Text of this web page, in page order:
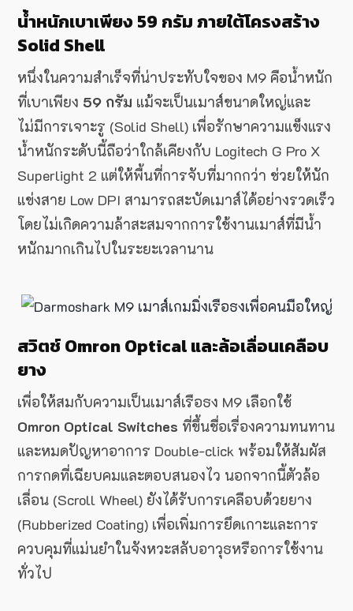
น้ำหนักเบาเพียง 59 กรัม ภายใต้โครงสร้าง
Solid Shell
หนึ่งในความสำเร็จที่น่าประทับใจของ M9 คือน้ำหนัก
ที่เบาเพียง 59 กรัม แม้จะเป็นเมาส์ขนาดใหญ่และ
ไม่มีการเจาะรู (Solid Shell) เพื่อรักษาความแข็งแรง
น้ำหนักระดับนี้ถือว่าใกล้เคียงกับ Logitech G Pro X
Superlight 2 แต่ให้พื้นที่การจับที่มากกว่า ช่วยให้นัก
แข่งสาย Low DPI สามารถสะบัดเมาส์ได้อย่างรวดเร็ว
โดยไม่เกิดความล้าสะสมจากการใช้งานเมาส์ที่มีน้ำ
หนักมากเกินไปในระยะเวลานาน
สวิตช์ Omron Optical และล้อเลื่อนเคลือบ
ยาง
เพื่อให้สมกับความเป็นเมาส์เรือธง M9 เลือกใช้
Omron Optical Switches ที่ขึ้นชื่อเรื่องความทนทาน
และหมดปัญหาอาการ Double-click พร้อมให้สัมผัส
การกดที่เฉียบคมและตอบสนองไว นอกจากนี้ตัวล้อ
เลื่อน (Scroll Wheel) ยังได้รับการเคลือบด้วยยาง
(Rubberized Coating) เพื่อเพิ่มการยึดเกาะและการ
ควบคุมที่แม่นยำในจังหวะสลับอาวุธหรือการใช้งาน
ทั่วไป